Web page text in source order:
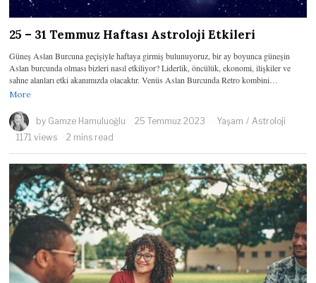
25 – 31 Temmuz Haftası Astroloji Etkileri
Güneş Aslan Burcuna geçişiyle haftaya girmiş bulunuyoruz, bir ay boyunca güneşin
Aslan burcunda olması bizleri nasıl etkiliyor? Liderlik, öncülük, ekonomi, ilişkiler ve
sahne alanları etki akanımızda olacaktır. Venüs Aslan Burcunda Retro kombini…
More
by Gamze Hamuluoğlu 25 Temmuz 2023 Yaşam / Astroloji
1171 views
2 mins read